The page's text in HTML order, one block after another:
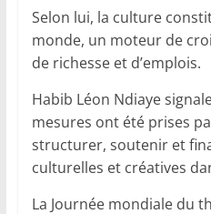
Selon lui, la culture
monde, un moteur de
de richesse et d’emplois.
Habib Léon Ndiaye
mesures ont été prises
structurer, soutenir et
culturelles et créatives
La Journée mondiale du